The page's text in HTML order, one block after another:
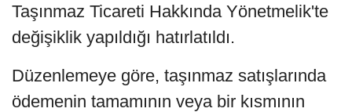
Taşınmaz Ticareti Hakkında Yönetmelik'te
değişiklik yapıldığı hatırlatıldı.
Düzenlemeye göre, taşınmaz satışlarında
ödemenin tamamının veya bir kısmının